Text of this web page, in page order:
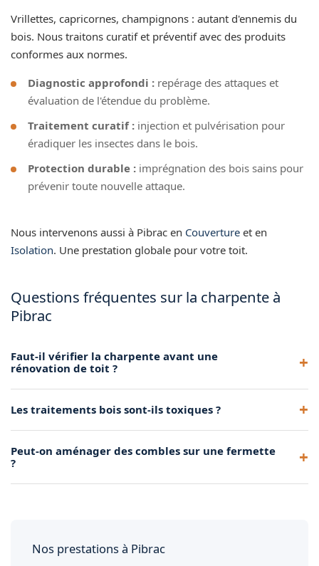
Vrillettes, capricornes, champignons : autant d'ennemis du
bois. Nous traitons curatif et préventif avec des produits
conformes aux normes.
Diagnostic approfondi : repérage des attaques et
évaluation de l'étendue du problème.
Traitement curatif : injection et pulvérisation pour
éradiquer les insectes dans le bois.
Protection durable : imprégnation des bois sains pour
prévenir toute nouvelle attaque.
Nous intervenons aussi à Pibrac en Couverture et en
Isolation. Une prestation globale pour votre toit.
Questions fréquentes sur la charpente à
Pibrac
Faut-il vérifier la charpente avant une
rénovation de toit ?
nécessaire avant de poser une nouvelle couverture.
Les traitements bois sont-ils toxiques ?
strictes et sont sans danger après séchage.
Peut-on aménager des combles sur une fermette
?
Nos prestations à Pibrac